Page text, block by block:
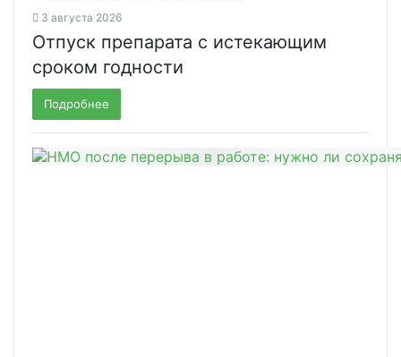
3 августа 2026
Отпуск препарата с истекающим
сроком годности
Подробнее